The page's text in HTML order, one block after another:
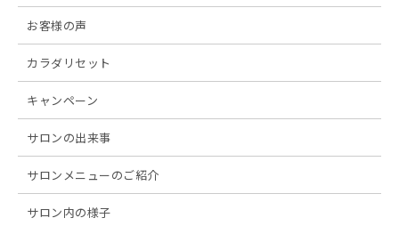
お客様の声
カラダリセット
キャンペーン
サロンの出来事
サロンメニューのご紹介
サロン内の様子